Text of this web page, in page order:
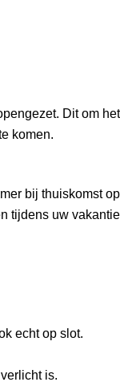
Dit om het
komen.
bij thuiskomst
tijdens uw
echt op slot.
is.